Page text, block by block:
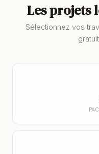
Les projets
Sélectionnez vos